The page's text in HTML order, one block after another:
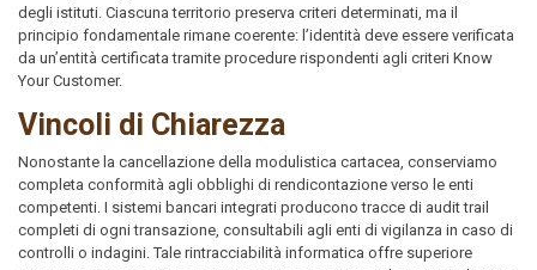
degli istituti. Ciascuna territorio preserva criteri determinati, ma il
principio fondamentale rimane coerente: l’identità deve essere verificata
da un’entità certificata tramite procedure rispondenti agli criteri Know
Your Customer.
Vincoli di Chiarezza
Nonostante la cancellazione della modulistica cartacea, conserviamo
completa conformità agli obblighi di rendicontazione verso le enti
competenti. I sistemi bancari integrati producono tracce di audit trail
completi di ogni transazione, consultabili agli enti di vigilanza in caso di
controlli o indagini. Tale rintracciabilità informatica offre superiore